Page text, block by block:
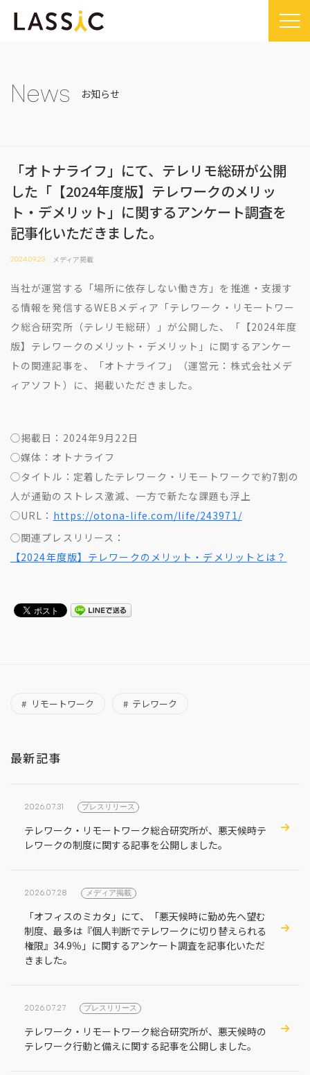
Company
会社概要
代表メッセージ
経営メンバー紹介
Remogu（リモグ）・リラシク
Remoguフリーランス
リラシク
Sustainability TOP
SDGsに対する取り組み
News
News TOP
メディア掲載
IR TOP
開示情報
コーポレート・ガバナンス
ディスクロージャーポリシー
電子公告
免責事項
Recruit
LASSIC Media
LASSIC Media TOP
地方創生コラム
リモートワークコラム
お客さまの声
社員の声
らしくコラム
テレリモ総研
Contact
News お知らせ
「オトナライフ」にて、テレリモ総研が公開
した「【2024年度版】テレワークのメリッ
ト・デメリット」に関するアンケート調査を
記事化いただきました。
2024.09.23 メディア掲載
当社が運営する「場所に依存しない働き方」を推進・支援す
る情報を発信するWEBメディア「テレワーク・リモートワー
ク総合研究所（テレリモ総研）」が公開した、「【2024年度
版】テレワークのメリット・デメリット」に関するアンケー
トの関連記事を、「オトナライフ」（運営元：株式会社メデ
ィアソフト）に、掲載いただきました。
◯掲載日：2024年9月22日
◯媒体：オトナライフ
◯タイトル：定着したテレワーク・リモートワークで約7割の
人が通勤のストレス激減、一方で新たな課題も浮上
◯URL： https://otona-life.com/life/243971/
◯関連プレスリリース：
【2024年度版】テレワークのメリット・デメリットとは？
リモートワーク テレワーク
最新記事
2026.07.31 プレスリリース
テレワーク・リモートワーク総合研究所が、悪天候時テ
レワークの制度に関する記事を公開しました。
2026.07.28 メディア掲載
「オフィスのミカタ」にて、「悪天候時に勤め先へ望む
制度、最多は『個人判断でテレワークに切り替えられる
権限』34.9％」に関するアンケート調査を記事化いただ
きました。
2026.07.27 プレスリリース
テレワーク・リモートワーク総合研究所が、悪天候時の
テレワーク行動と備えに関する記事を公開しました。